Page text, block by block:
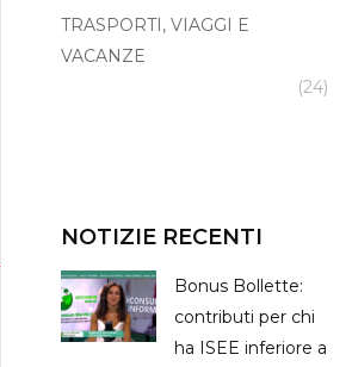
TRASPORTI, VIAGGI E
VACANZE
(24)
NOTIZIE RECENTI
Bonus Bollette:
contributi per chi
ha ISEE inferiore a